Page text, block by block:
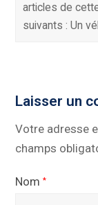
articles de
suivants : Un
Laisser un
Votre adresse
champs
Nom*